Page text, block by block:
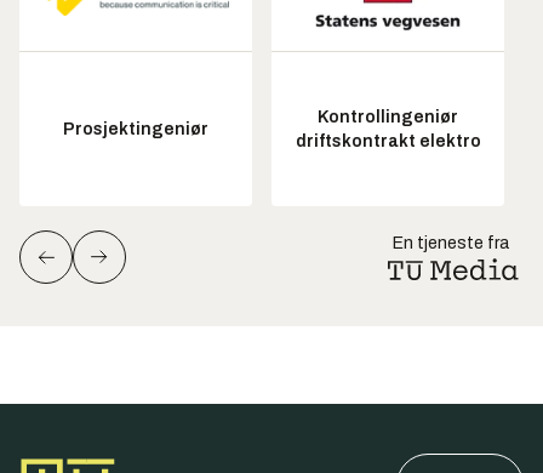
Prosjektingeniør
Kontrollingeniør
driftskontrakt elektro
En tjeneste fra